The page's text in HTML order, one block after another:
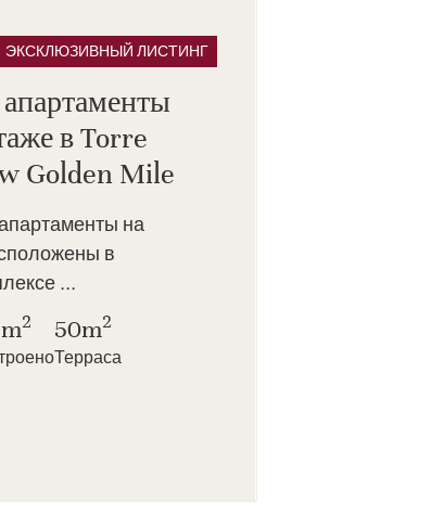
ЭКСКЛЮЗИВНЫЙ ЛИСТИНГ
в Torre
Golden Mile
на
в
...
2 50m2
Терраса